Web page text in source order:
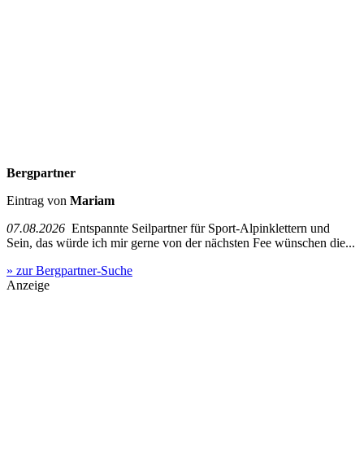
Bergpartner
Eintrag von Mariam
07.08.2026 Entspannte Seilpartner für Sport-Alpinklettern und
Sein, das würde ich mir gerne von der nächsten Fee wünschen die...
» zur Bergpartner-Suche
Anzeige